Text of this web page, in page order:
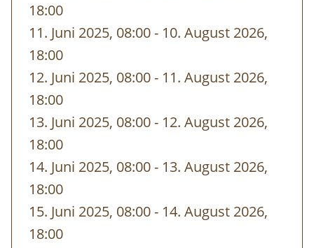
Zum Treffpunkt:
DasNationalpark Besucherzentrum
Ennstal
liegt direkt an der
Eisenbundesstraße zwischen den Orten 4462
Reichraming und 4463 Großraming.
Nationalpark Infostelle und
Tourismusbüro Steyr und die
Nationalpark Region
Ausstellung Wunderwelt Waldwildnis
Nationalpark Shop
18:00
11. Juni 2025, 08:00- bis
10. August 2026,
18:00
12. Juni 2025, 08:00- bis
11. August 2026,
18:00
13. Juni 2025, 08:00- bis
12. August 2026,
18:00
14. Juni 2025, 08:00- bis
13. August 2026,
18:00
15. Juni 2025, 08:00- bis
14. August 2026,
18:00